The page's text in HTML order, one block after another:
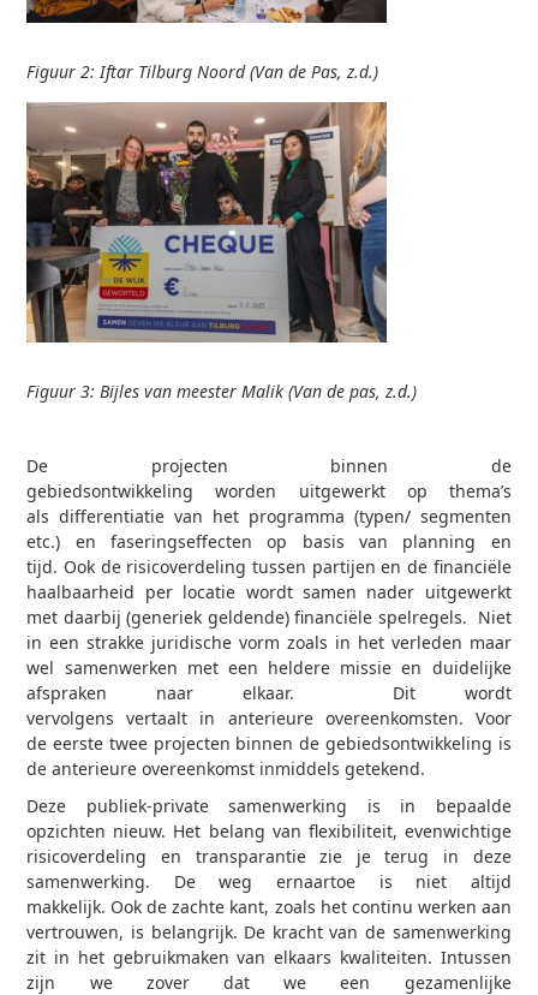
Figuur 2: Iftar Tilburg Noord (Van de Pas, z.d.)
Figuur 3: Bijles van meester Malik (Van de pas, z.d.)
De projecten binnen de
gebiedsontwikkeling worden uitgewerkt op thema’s
als differentiatie van het programma (typen/ segmenten
etc.) en faseringseffecten op basis van planning en
tijd. Ook de risicoverdeling tussen partijen en de financiële
haalbaarheid per locatie wordt samen nader uitgewerkt
met daarbij (generiek geldende) financiële spelregels. Niet
in een strakke juridische vorm zoals in het verleden maar
wel samenwerken met een heldere missie en duidelijke
afspraken naar elkaar. Dit wordt
vervolgens vertaalt in anterieure overeenkomsten. Voor
de eerste twee projecten binnen de gebiedsontwikkeling is
de anterieure overeenkomst inmiddels getekend.
Deze publiek-private samenwerking is in bepaalde
opzichten nieuw. Het belang van flexibiliteit, evenwichtige
risicoverdeling en transparantie zie je terug in deze
samenwerking. De weg ernaartoe is niet altijd
makkelijk. Ook de zachte kant, zoals het continu werken aan
vertrouwen, is belangrijk. De kracht van de samenwerking
zit in het gebruikmaken van elkaars kwaliteiten. Intussen
zijn we zover dat we een gezamenlijke